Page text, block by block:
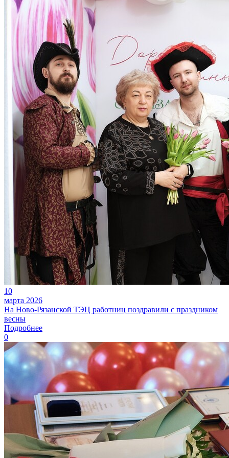
10
марта 2026
На Ново-Рязанской ТЭЦ работниц поздравили с праздником
весны
Подробнее
0